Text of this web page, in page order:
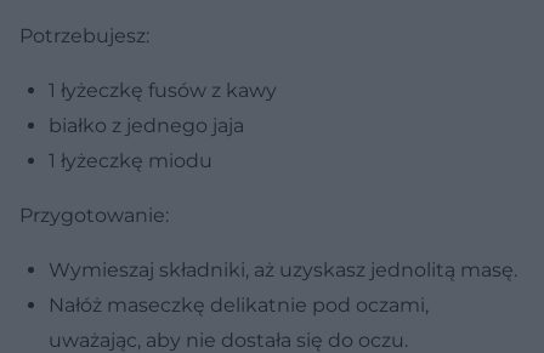
Potrzebujesz:
1 łyżeczkę fusów z kawy
białko z jednego jaja
1 łyżeczkę miodu
Przygotowanie:
Wymieszaj składniki, aż uzyskasz jednolitą masę.
Nałóż maseczkę delikatnie pod oczami,
uważając, aby nie dostała się do oczu.